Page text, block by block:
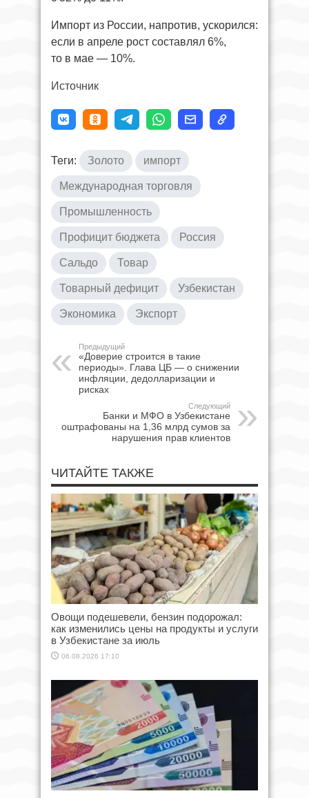
Импорт из России, напротив, ускорился:
если в апреле рост составлял 6%,
то в мае — 10%.
Источник
Теги: Золото импорт
Международная торговля
Промышленность
Профицит бюджета Россия
Сальдо Товар
Товарный дефицит Узбекистан
Экономика Экспорт
Предыдущий
«Доверие строится в такие
периоды». Глава ЦБ — о снижении
инфляции, дедолларизации и
рисках
Следующий
Банки и МФО в Узбекистане
оштрафованы на 1,36 млрд сумов за
нарушения прав клиентов
ЧИТАЙТЕ ТАКЖЕ
Овощи подешевели, бензин подорожал:
как изменились цены на продукты и услуги
в Узбекистане за июль
06.08.2026 17:10